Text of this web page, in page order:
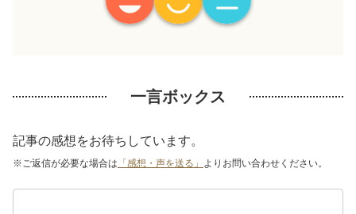
一言ボックス
記事の感想をお待ちしています。
※ご返信が必要な場合は 「感想・声を送る」 よりお問い合わせください。